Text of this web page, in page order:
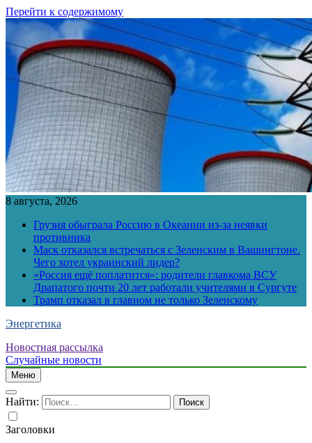
Перейти к содержимому
8 августа, 2026
Грузия обыграла Россию в Океании из-за неявки
противника
Маск отказался встречаться с Зеленским в Вашингтоне.
Чего хотел украинский лидер?
«Россия ещё поплатится»: родители главкома ВСУ
Драпатого почти 20 лет работали учителями в Сургуте
Трамп отказал в главном не только Зеленскому
Энергетика
Новостная рассылка
Случайные новости
Меню
Найти:
Заголовки